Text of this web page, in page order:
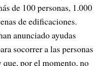
de 100 personas, 1.000
de edificaciones.
anunciado ayudas
socorrer a las personas
por el momento, no